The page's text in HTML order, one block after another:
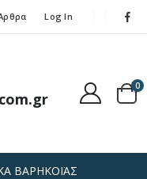
Log In
0
ΒΑΡΗΚΟΪΑΣ